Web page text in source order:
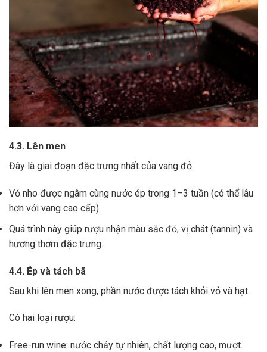
4.3. Lên men
Đây là giai đoạn đặc trưng nhất của vang đỏ.
Vỏ nho được ngâm cùng nước ép trong 1–3 tuần (có thể lâu
hơn với vang cao cấp).
Quá trình này giúp rượu nhận màu sắc đỏ, vị chát (tannin) và
hương thơm đặc trưng.
4.4. Ép và tách bã
Sau khi lên men xong, phần nước được tách khỏi vỏ và hạt.
Có hai loại rượu:
Free-run wine: nước chảy tự nhiên, chất lượng cao, mượt.